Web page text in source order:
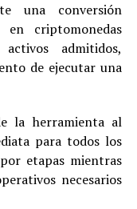
una conversión
criptomonedas
admitidos,
de ejecutar una
la herramienta al
para todos los
etapas mientras
necesarios